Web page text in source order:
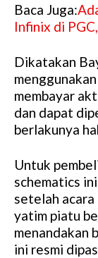
Baca Juga:
Infinix di
Dikatakan
membayar
dan dapat
berlakunya
Untuk
schematics
setelah acara
yatim piatu
menandakan
ini resmi